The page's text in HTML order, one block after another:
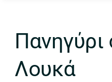
Πανηγύρι
Λουκά